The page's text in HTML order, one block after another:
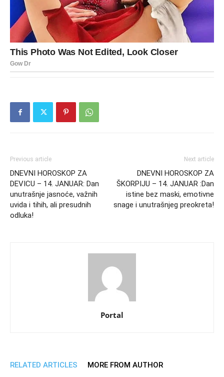
Previous article
DNEVNI HOROSKOP ZA
DEVICU – 14. JANUAR: Dan
unutrašnje jasnoće, važnih
uvida i tihih, ali presudnih
odluka!
Next article
DNEVNI HOROSKOP ZA
ŠKORPIJU – 14. JANUAR :Dan
istine bez maski, emotivne
snage i unutrašnjeg preokreta!
Portal
RELATED ARTICLES MORE FROM AUTHOR